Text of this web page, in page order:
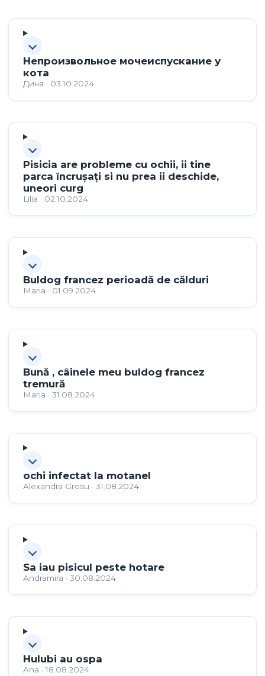
Непроизвольное мочеиспускание у
кота
Дина · 03.10.2024
Pisicia are probleme cu ochii, ii tine
parca încrușați si nu prea ii deschide,
uneori curg
Lilia · 02.10.2024
Buldog francez perioadă de călduri
Maria · 01.09.2024
Bună , câinele meu buldog francez
tremură
Maria · 31.08.2024
ochi infectat la motanel
Alexandra Grosu · 31.08.2024
Sa iau pisicul peste hotare
Andramira · 30.08.2024
Hulubi au ospa
Ana · 18.08.2024